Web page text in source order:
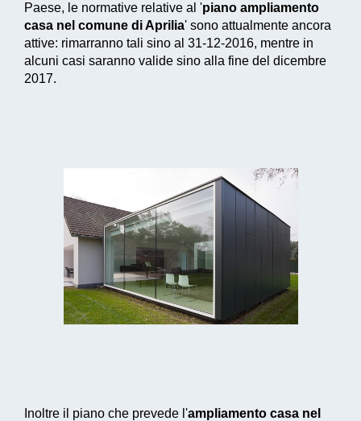
Paese, le normative relative al 'piano ampliamento
casa nel comune di Aprilia' sono attualmente ancora
attive: rimarranno tali sino al 31-12-2016, mentre in
alcuni casi saranno valide sino alla fine del dicembre
2017.
Inoltre il piano che prevede l'ampliamento casa nel